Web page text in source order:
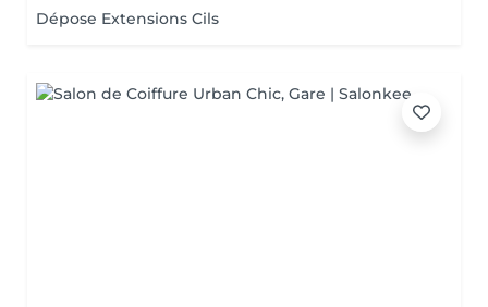
Dépose Extensions Cils